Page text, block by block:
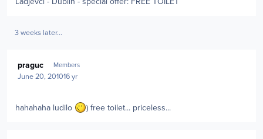
3 weeks later...
praguc Members
June 20, 201016 yr
hahahaha ludilo ) free toilet... priceless...